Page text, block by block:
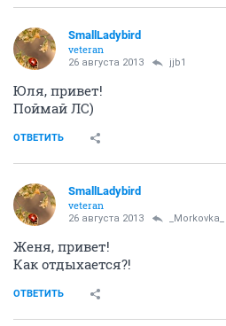
SmallLadybird
veteran
26 августа 2013 jjb1
Юля, привет!
Поймай ЛС)
ОТВЕТИТЬ
SmallLadybird
veteran
26 августа 2013 _Morkovka_
Женя, привет!
Как отдыхается?!
ОТВЕТИТЬ